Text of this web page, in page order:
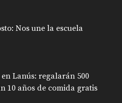
Nos une la escuela
Lanús: regalarán 500
10 años de comida gratis